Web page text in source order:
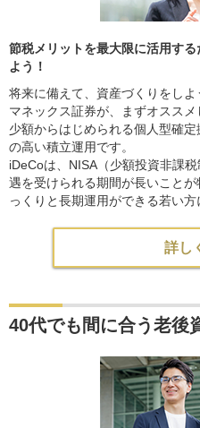
節税メリットを最大限に活用す
よう！
将来に備えて、資産づくりをし
マネックス証券が、まずオスス
少額からはじめられる個人型確
の高い積立運用です。
iDeCoは、NISA（少額投資非課
遇を受けられる期間が長いこと
っくりと長期運用ができる若い方
詳し
40代でも間に合う老後